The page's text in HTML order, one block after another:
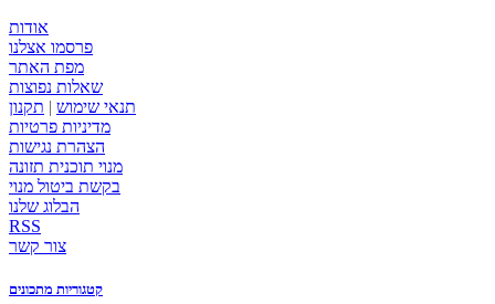
אודות
פרסמו אצלנו
מפת האתר
שאלות נפוצות
תנאי שימוש | תקנון
מדיניות פרטיות
הצהרת נגישות
מנוי תוכנית תזונה
בקשת ביטול מנוי
הבלוג שלנו
RSS
צור קשר
קטגוריות מתכונים